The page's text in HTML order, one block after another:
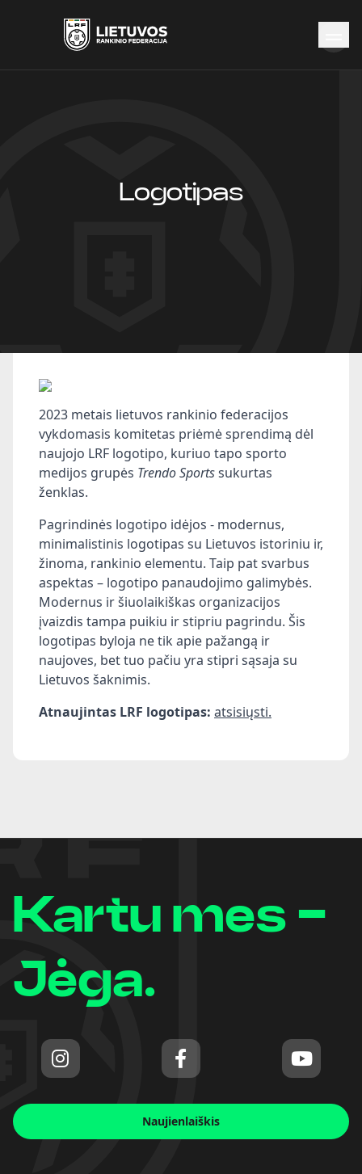
Logotipas
2023 metais lietuvos rankinio federacijos
vykdomasis komitetas priėmė sprendimą dėl
naujojo LRF logotipo, kuriuo tapo sporto
medijos grupės Trendo Sportssukurtas
ženklas.
Pagrindinės logotipo idėjos - modernus,
minimalistinis logotipas su Lietuvos istoriniu ir,
žinoma, rankinio elementu. Taip pat svarbus
aspektas – logotipo panaudojimo galimybės.
Modernus ir šiuolaikiškas organizacijos
įvaizdis tampa puikiu ir stipriu pagrindu. Šis
logotipas byloja ne tik apie pažangą ir
naujoves, bet tuo pačiu yra stipri sąsaja su
Lietuvos šaknimis.
Atnaujintas LRF logotipas: atsisiųsti.
Kartu mes -
Jėga.
Naujienlaiškis